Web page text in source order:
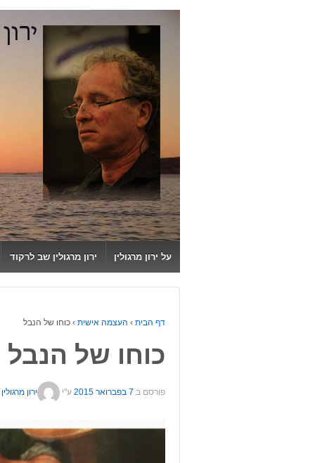
CONTENT
על ירון מרגולין ירון מרגולין שב לרקוד
דף הבית › העצמה אישית › כוחו של הנבל
כוחו של הנבל
פורסם ב 7 בפברואר 2015 ע"י ירון מרגולין